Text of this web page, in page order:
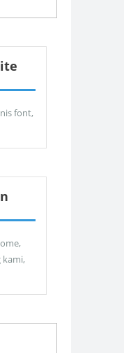
font,